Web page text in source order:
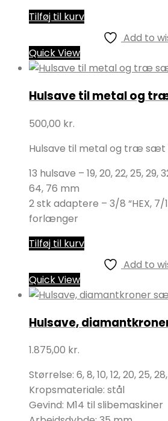
Tilføj til kurv
Add to
Quick View
Hulsave til metal og
500,00 kr.
Hulsave til metal og træ sæt
13 hulsave – 19, 20, 22, 25, 29,
64, 76 mm
2 stk adaptere – 3/8 “HEX, 7/
forlænger
Tilføj til kurv
Add to
Quick View
Hulsave,
1.875,00 kr.
Størrelse: 6, 8, 10, 12, 20, 25,
Kropsmateriale: stål
Gevind: M14 til slibemaskiner